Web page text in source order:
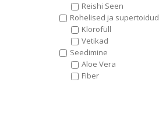
Reishi Seen
Rohelised ja supertoidud
Klorofüll
Vetikad
Seedimine
Aloe Vera
Fiber